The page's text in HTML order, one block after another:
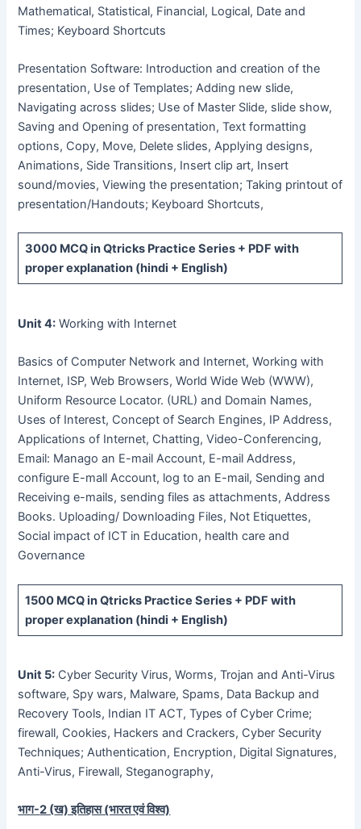
Mathematical, Statistical, Financial, Logical, Date and
Times; Keyboard Shortcuts
Presentation Software: Introduction and creation of the
presentation, Use of Templates; Adding new slide,
Navigating across slides; Use of Master Slide, slide show,
Saving and Opening of presentation, Text formatting
options, Copy, Move, Delete slides, Applying designs,
Animations, Side Transitions, Insert clip art, Insert
sound/movies, Viewing the presentation; Taking printout of
presentation/Handouts; Keyboard Shortcuts,
3000 MCQin Qtricks Practice Series + PDF with
proper explanation (hindi + English)
Unit 4: Working with Internet
Basics of Computer Network and Internet, Working with
Internet, ISP, Web Browsers, World Wide Web (WWW),
Uniform Resource Locator. (URL) and Domain Names,
Uses of Interest, Concept of Search Engines, IP Address,
Applications of Internet, Chatting, Video-Conferencing,
Email: Manago an E-mail Account, E-mail Address,
configure E-mall Account, log to an E-mail, Sending and
Receiving e-mails, sending files as attachments, Address
Books. Uploading/ Downloading Files, Not Etiquettes,
Social impact of ICT in Education, health care and
Governance
1500 MCQin Qtricks Practice Series + PDF with
proper explanation (hindi + English)
Unit 5: Cyber Security Virus, Worms, Trojan and Anti-Virus
software, Spy wars, Malware, Spams, Data Backup and
Recovery Tools, Indian IT ACT, Types of Cyber Crime;
firewall, Cookies, Hackers and Crackers, Cyber Security
Techniques; Authentication, Encryption, Digital Signatures,
Anti-Virus, Firewall, Steganography,
भाग-2 (ख) इतिहास (भारत एवं विश्व)